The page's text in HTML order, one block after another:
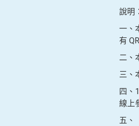
說明：
一、
有
二、
三、
四、
線上
五、